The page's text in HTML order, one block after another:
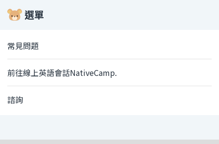
選單
常見問題
前往線上英語會話NativeCamp.
諮詢